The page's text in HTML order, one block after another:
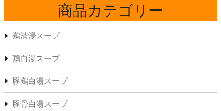
商品カテゴリー
鶏清湯スープ
鶏白湯スープ
豚鶏白湯スープ
豚骨白湯スープ